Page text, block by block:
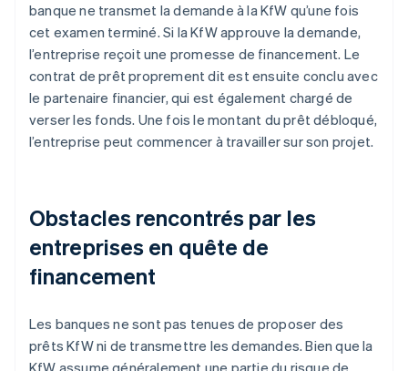
banque ne transmet la demande à la KfW qu’une fois
cet examen terminé. Si la KfW approuve la demande,
l’entreprise reçoit une promesse de financement. Le
contrat de prêt proprement dit est ensuite conclu avec
le partenaire financier, qui est également chargé de
verser les fonds. Une fois le montant du prêt débloqué,
l’entreprise peut commencer à travailler sur son projet.
Obstacles rencontrés par les
entreprises en quête de
financement
Les banques ne sont pas tenues de proposer des
prêts KfW ni de transmettre les demandes. Bien que la